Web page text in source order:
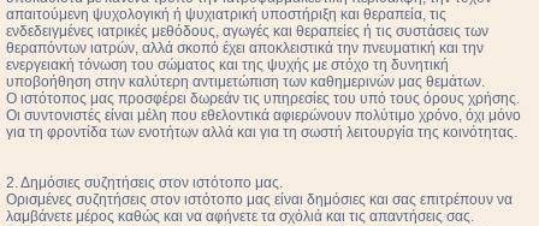
απαιτούμενη ψυχολογική ή ψυχιατρική υποστήριξη και θεραπεία, τις
ενδεδειγμένες ιατρικές μεθόδους, αγωγές και θεραπείες ή τις συστάσεις των
θεραπόντων ιατρών, αλλά σκοπό έχει αποκλειστικά την πνευματική και την
ενεργειακή τόνωση του σώματος και της ψυχής με στόχο τη δυνητική
υποβοήθηση στην καλύτερη αντιμετώπιση των καθημερινών μας θεμάτων.
Ο ιστότοπος μας προσφέρει δωρεάν τις υπηρεσίες του υπό τους όρους χρήσης.
Οι συντονιστές είναι μέλη που εθελοντικά αφιερώνουν πολύτιμο χρόνο, όχι μόνο
για τη φροντίδα των ενοτήτων αλλά και για τη σωστή λειτουργία της κοινότητας.
2. Δημόσιες συζητήσεις στον ιστότοπο μας.
Ορισμένες συζητήσεις στον ιστότοπο μας είναι δημόσιες και σας επιτρέπουν να
λαμβάνετε μέρος καθώς και να αφήνετε τα σχόλιά και τις απαντήσεις σας.